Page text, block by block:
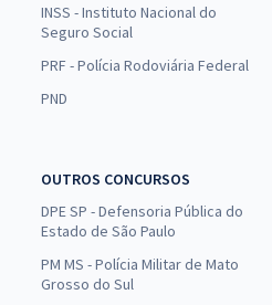
INSS - Instituto Nacional do
Seguro Social
PRF - Polícia Rodoviária Federal
PND
OUTROS CONCURSOS
DPE SP - Defensoria Pública do
Estado de São Paulo
PM MS - Polícia Militar de Mato
Grosso do Sul